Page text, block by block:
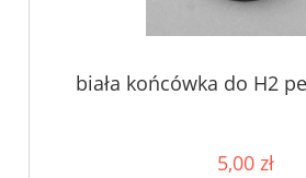
biała końcówka do H2
5,00 zł